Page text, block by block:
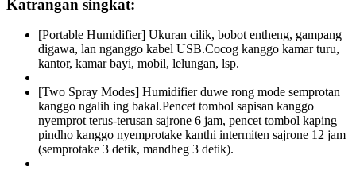
Katrangan singkat:
[Portable Humidifier] Ukuran cilik, bobot entheng, gampang
digawa, lan nganggo kabel USB.Cocog kanggo kamar turu,
kantor, kamar bayi, mobil, lelungan, lsp.
[Two Spray Modes] Humidifier duwe rong mode semprotan
kanggo ngalih ing bakal.Pencet tombol sapisan kanggo
nyemprot terus-terusan sajrone 6 jam, pencet tombol kaping
pindho kanggo nyemprotake kanthi intermiten sajrone 12 jam
(semprotake 3 detik, mandheg 3 detik).